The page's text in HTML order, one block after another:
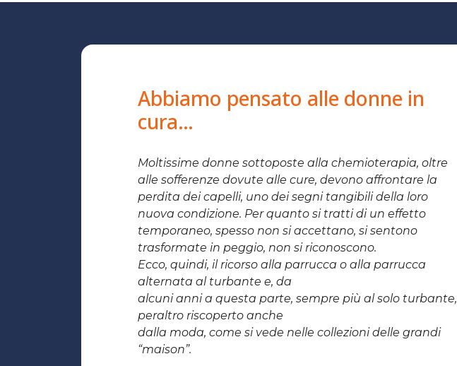
Abbiamo pensato alle donne in
cura…
Moltissime donne sottoposte alla chemioterapia, oltre
alle sofferenze dovute alle cure, devono affrontare la
perdita dei capelli, uno dei segni tangibili della loro
nuova condizione. Per quanto si tratti di un effetto
temporaneo, spesso non si accettano, si sentono
trasformate in peggio, non si riconoscono.
Ecco, quindi, il ricorso alla parrucca o alla parrucca
alternata al turbante e, da
alcuni anni a questa parte, sempre più al solo turbante,
peraltro riscoperto anche
dalla moda, come si vede nelle collezioni delle grandi
“maison”.